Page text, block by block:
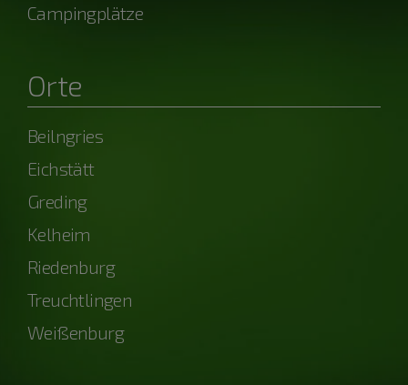
Campingplätze
Orte
Beilngries
Eichstätt
Greding
Kelheim
Riedenburg
Treuchtlingen
Weißenburg